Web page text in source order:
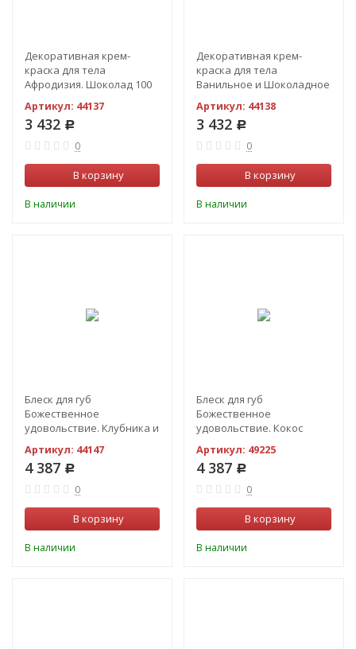
Декоративная крем-
краска для тела
Афродизия. Шоколад 100
Артикул: 44137
3 432 Р
0
В корзину
В наличии
Декоративная крем-
краска для тела
Ванильное и Шоколадное
Артикул: 44138
3 432 Р
0
В корзину
В наличии
Блеск для губ
Божественное
удовольствие. Клубника и
Артикул: 44147
4 387 Р
0
В корзину
В наличии
Блеск для губ
Божественное
удовольствие. Кокос
Артикул: 49225
4 387 Р
0
В корзину
В наличии